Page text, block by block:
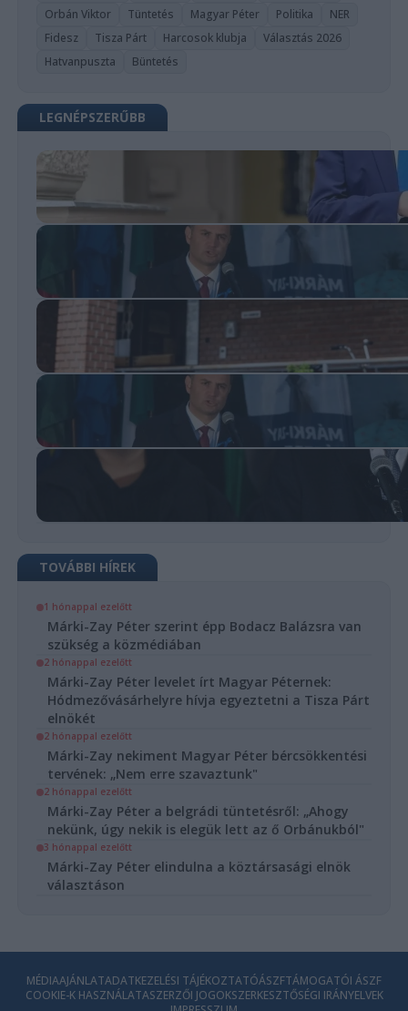
Orbán Viktor
Tüntetés Magyar Péter Politika
NER
Fidesz
Tisza Párt Harcosok klubja
Választás 2026
Hatvanpuszta
Büntetés
LEGNÉPSZERŰBB
TOVÁBBI HÍREK
1 hónappal ezelőtt
Márki-Zay Péter szerint épp Bodacz Balázsra van
szükség a közmédiában
2 hónappal ezelőtt
Márki-Zay Péter levelet írt Magyar Péternek:
Hódmezővásárhelyre hívja egyeztetni a Tisza Párt
elnökét
2 hónappal ezelőtt
Márki-Zay nekiment Magyar Péter bércsökkentési
tervének: „Nem erre szavaztunk"
2 hónappal ezelőtt
Márki-Zay Péter a belgrádi tüntetésről: „Ahogy
nekünk, úgy nekik is elegük lett az ő Orbánukból"
3 hónappal ezelőtt
Márki-Zay Péter elindulna a köztársasági elnök
választáson
MÉDIAAJÁNLATADATKEZELÉSI TÁJÉKOZTATÓÁSZFTÁMOGATÓI ÁSZF
COOKIE-K HASZNÁLATASZERZŐI JOGOKSZERKESZTŐSÉGI IRÁNYELVEK